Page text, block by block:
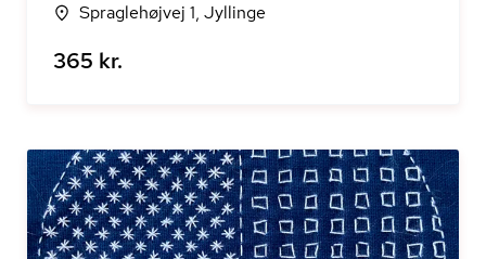
Spraglehøjvej 1, Jyllinge
365 kr.